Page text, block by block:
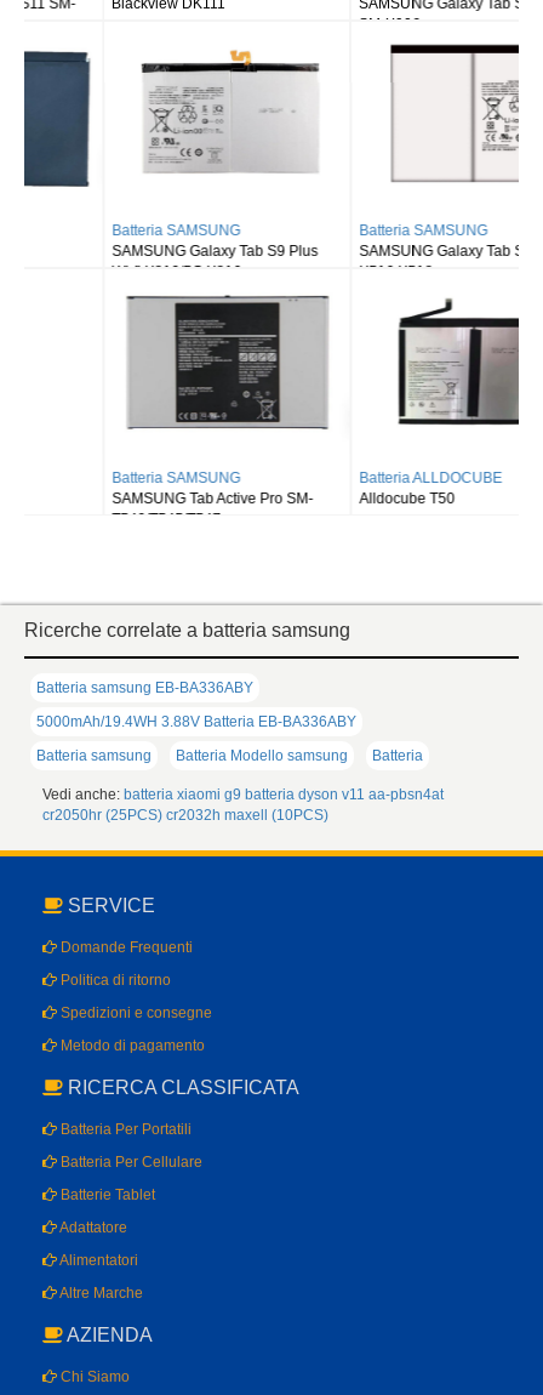
Batteria SAMSUNG
SAMSUNG Galaxy Tab S9 Plus
Wi-fi X810/5G X816
Batteria SAMSUNG
SAMSUNG Galaxy Tab S9FE X510
Batteria SAMSUNG
SAMSUNG Tab Active Pro SM-
T540/T545/T547
Batteria ALLDOCUBE
Alldocube T50
Ricerche correlate a batteria samsung
Batteria samsung EB-BA336ABY
5000mAh/19.4WH 3.88V Batteria EB-BA336ABY
Batteria samsung
Batteria Modello samsung Batteria
Vedi anche: batteria xiaomi g9 batteria dyson v11 aa-pbsn4at
cr2050hr (25PCS) cr2032h maxell (10PCS)
SERVICE
Domande Frequenti
Politica di ritorno
Spedizioni e consegne
Metodo di pagamento
RICERCA CLASSIFICATA
Batteria Per Portatili
Batteria Per Cellulare
Batterie Tablet
Adattatore
Alimentatori
Altre Marche
AZIENDA
Chi Siamo